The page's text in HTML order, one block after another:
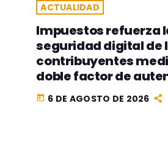
ACTUALIDAD
Impuestos refuerza
seguridad digital de
contribuyentes
doble factor de
today 6 DE AGOSTO DE 2026